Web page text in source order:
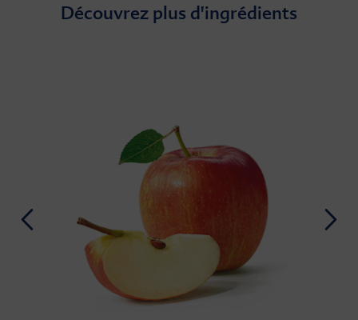
Découvrez plus d'ingrédients